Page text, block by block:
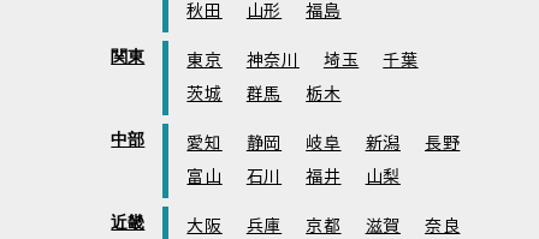
秋田
山形 福島
関東 東京 神奈川 埼玉
千葉
茨城
群馬 栃木
中部 愛知 静岡 岐阜 新潟
長野
富山
石川 福井 山梨
近畿 大阪 兵庫 京都 滋賀
奈良